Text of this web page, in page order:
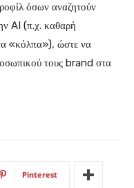
όσων αναζητούν
AI (π.χ. καθαρή
«κόλπα»), ώστε να
τους brand στα
Pinterest